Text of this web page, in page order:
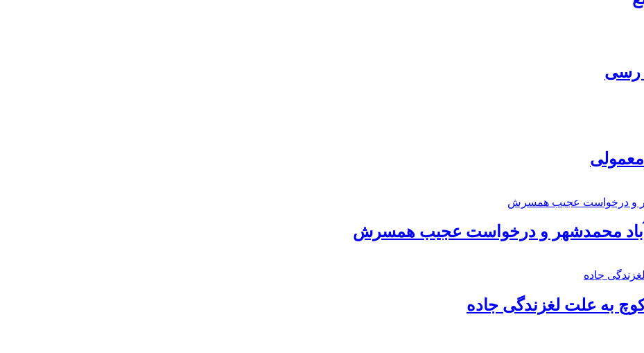
رسی
معمولی
آباد محمدشهر و درخواست عجیب همسرش
به علت لغزندگی جاده